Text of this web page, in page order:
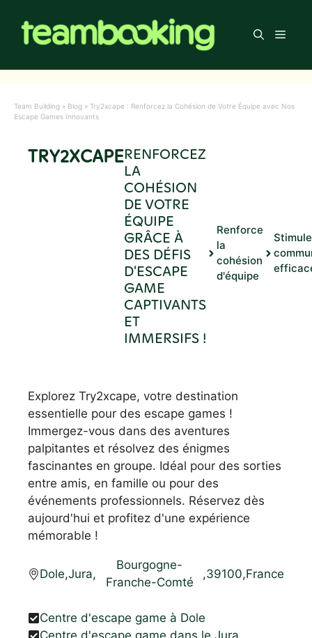
contenu
Menu
Team Building » Blog » Try2xcape : Renforcez la Cohésion de Votre Équipe avec Nos
Escape Games Innovants
TRY2XCAPERENFORCEZ
LA
COHÉSION
DE VOTRE
ÉQUIPE
GRÂCE À
DES DÉFIS
D'ESCAPE
GAME
CAPTIVANTS
ET
IMMERSIFS !
Renforce
la
cohésion
d'équipe
Explorez Try2xcape, votre destination
essentielle pour des escape games !
Immergez-vous dans des aventures
palpitantes et résolvez des énigmes
fascinantes en groupe. Idéal pour des sorties
entre amis, en famille ou pour des
événements professionnels. Réservez dès
aujourd'hui et profitez d'une expérience
mémorable !
Dole,Jura,
Bourgogne-
Franche-Comté
,39100,France
Centre d'escape game à Dole
Centre d'escape game dans le Jura